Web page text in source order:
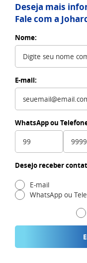
Deseja mais
Fale com a
Nome:
E-mail:
WhatsApp ou
Desejo receber
E-mail
WhatsApp ou